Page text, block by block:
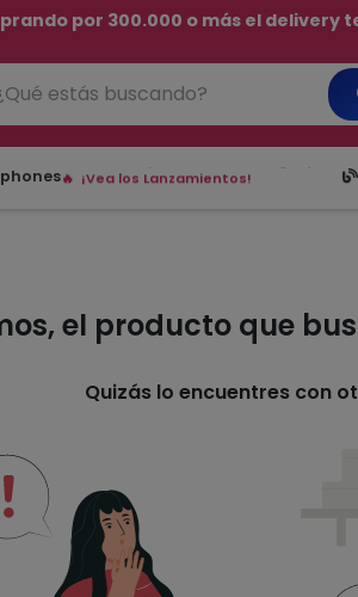
por 300.000 o más el delivery
💳 ¡HASTA 24 CUOTAS SIN INTERÉS
¡Vea los Lanzamientos!
el producto que
Quizás lo encuentres con